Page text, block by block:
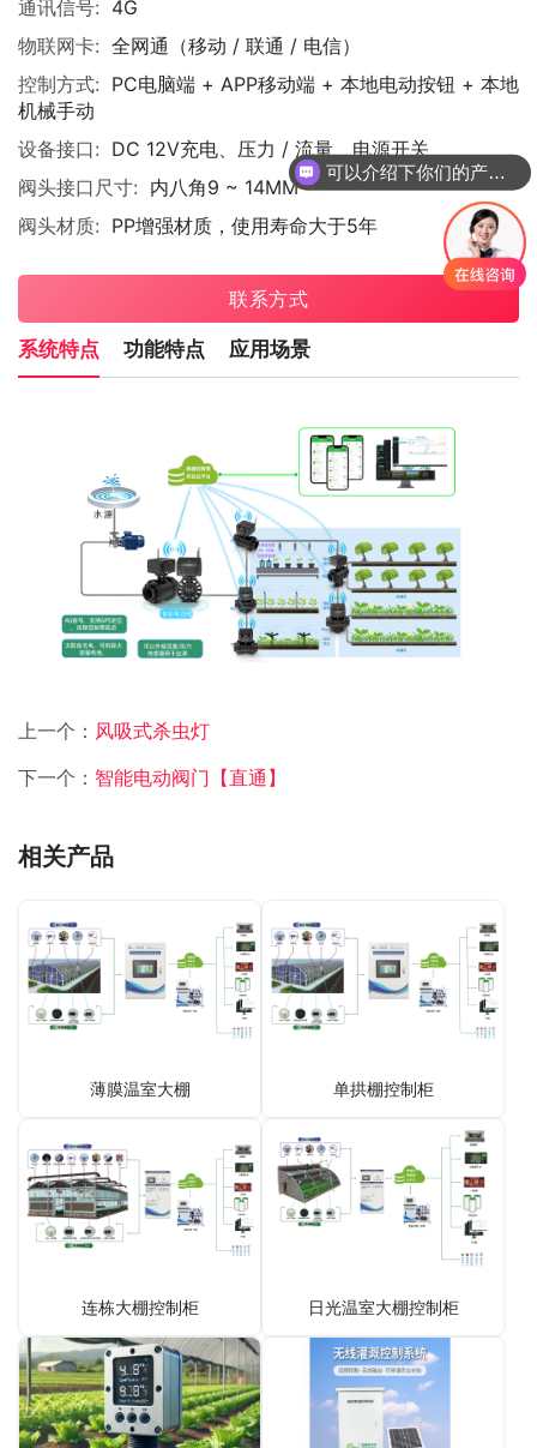
通讯信号: 4G
物联网卡: 全网通（移动 / 联通 / 电信）
控制方式: PC电脑端 + APP移动端 + 本地电动按钮 + 本地
机械手动
设备接口: DC 12V充电、压力 / 流量、电源开关
阀头接口尺寸: 内八角9 ~ 14MM
阀头材质: PP增强材质，使用寿命大于5年
联系方式
系统特点 功能特点 应用场景
上一个： 风吸式杀虫灯
下一个： 智能电动阀门【直通】
相关产品
薄膜温室大棚 单拱棚控制柜
连栋大棚控制柜 日光温室大棚控制柜
可以介绍下你们的产品么